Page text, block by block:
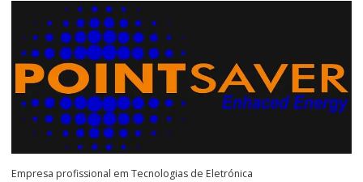
Empresa profissional em Tecnologias de Eletrónica